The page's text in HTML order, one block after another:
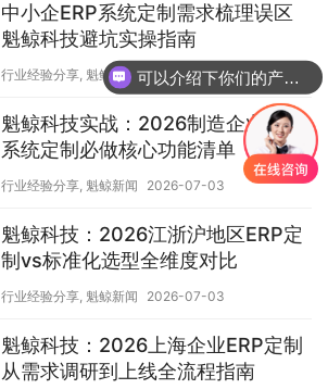
中小企ERP系统定制需求梳理误区
魁鲸科技避坑实操指南
行业经验分享, 魁鲸新闻 2026-07-03
魁鲸科技实战：2026制造企业ERP
系统定制必做核心功能清单
行业经验分享, 魁鲸新闻 2026-07-03
魁鲸科技：2026江浙沪地区ERP定
制vs标准化选型全维度对比
行业经验分享, 魁鲸新闻 2026-07-03
魁鲸科技：2026上海企业ERP定制
从需求调研到上线全流程指南
可以介绍下你们的产品么